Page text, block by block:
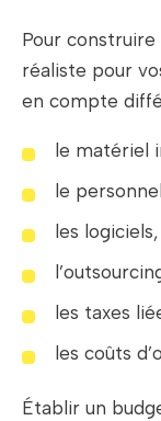
Pour
réaliste pour
en compte
le matériel
le
les logiciels,
les taxes
les coûts
Établir un